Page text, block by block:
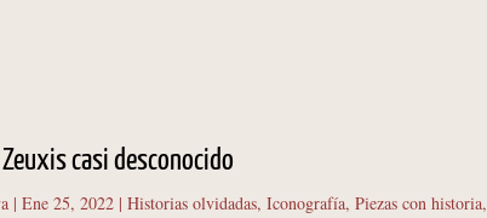
casi desconocido
| Ene 25, 2022| Historias olvidadas, Iconografía, Piezas con historia,